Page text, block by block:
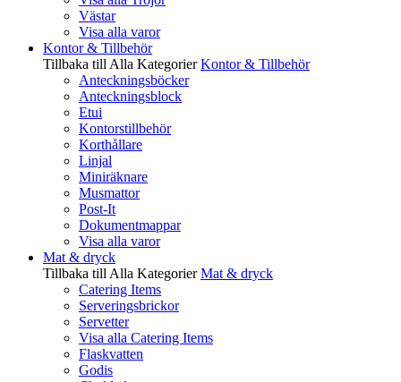
Västar
Visa alla varor
Kontor & Tillbehör
Tillbaka till Alla Kategorier Kontor & Tillbehör
Anteckningsböcker
Anteckningsblock
Etui
Kontorstillbehör
Korthållare
Linjal
Miniräknare
Musmattor
Post-It
Dokumentmappar
Visa alla varor
Mat & dryck
Tillbaka till Alla Kategorier Mat & dryck
Catering Items
Serveringsbrickor
Servetter
Visa alla Catering Items
Flaskvatten
Godis